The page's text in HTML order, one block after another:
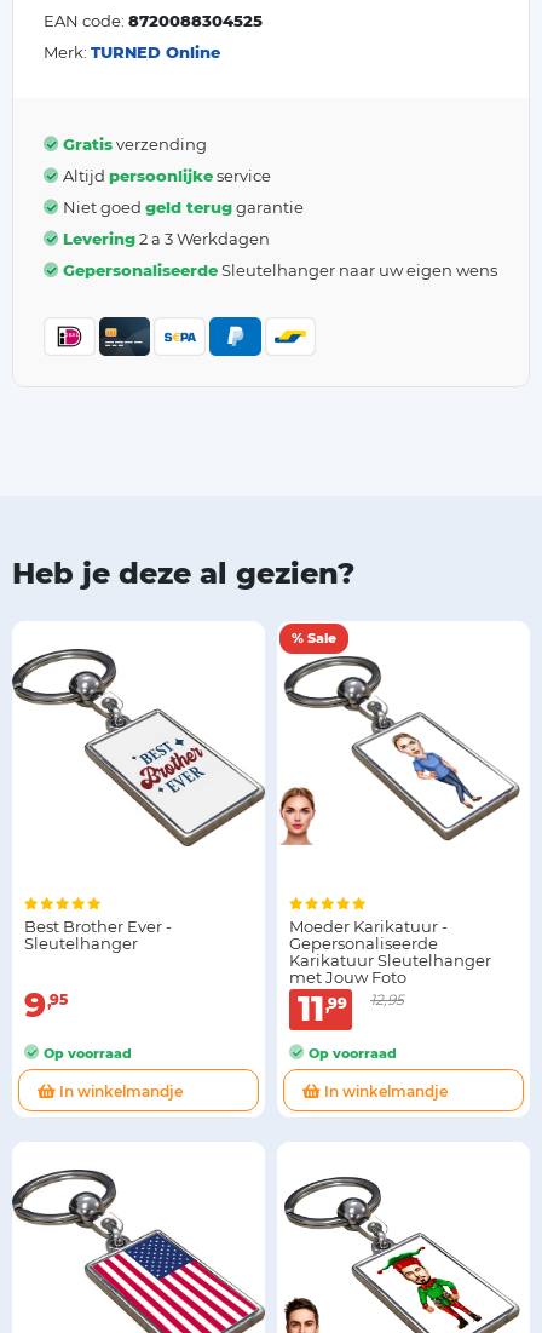
EAN code: 8720088304525
Merk: TURNED Online
Gratisverzending
Altijd persoonlijkeservice
Niet goed geld teruggarantie
Levering2 a 3 Werkdagen
GepersonaliseerdeSleutelhanger naar uw eigen wens
Heb je deze al gezien?
Best Brother Ever -
Sleutelhanger
9 95
Op voorraad
In winkelmandje
% Sale
Moeder Karikatuur -
Gepersonaliseerde
Karikatuur Sleutelhanger
met Jouw Foto
11 99 12,95
Op voorraad
In winkelmandje